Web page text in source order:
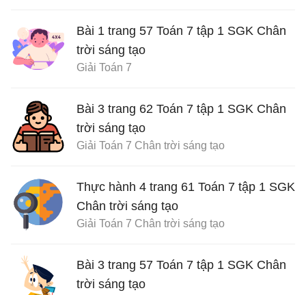
Bài 1 trang 57 Toán 7 tập 1 SGK Chân
trời sáng tạo
Giải Toán 7
Bài 3 trang 62 Toán 7 tập 1 SGK Chân
trời sáng tạo
Giải Toán 7 Chân trời sáng tạo
Thực hành 4 trang 61 Toán 7 tập 1 SGK
Chân trời sáng tạo
Giải Toán 7 Chân trời sáng tạo
Bài 3 trang 57 Toán 7 tập 1 SGK Chân
trời sáng tạo